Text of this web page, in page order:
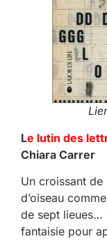
Le lutin des
Chiara Carrer
Un croissant
d’oiseau
de sept lieues…
fantaisie pour